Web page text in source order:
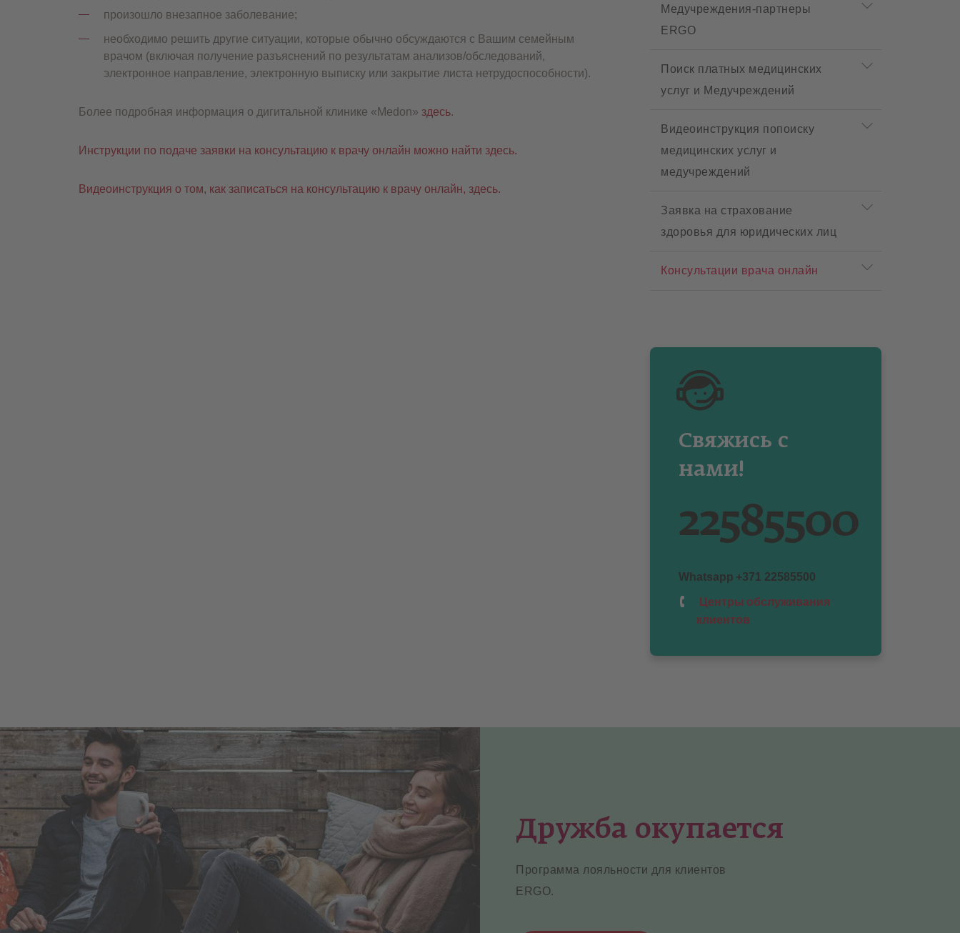
произошло внезапное заболевание;
необходимо решить другие ситуации, которые обычно обсуждаются с Вашим семейным
врачом (включая получение разъяснений по результатам анализов/обследований,
электронное направление, электронную выписку или закрытие листа нетрудоспособности).
Более подробная информация о дигитальной клинике «Medon» здесь.
Инструкции по подаче заявки на консультацию к врачу онлайн можно найти здесь.
Видеоинструкция о том, как записаться на консультацию к врачу онлайн, здесь.
Медучреждения-партнеры
ERGO
Поиск платных медицинских
услуг и Медучреждений
Видеоинструкция попоиску
медицинских услуг и
медучреждений
Заявка на страхование
здоровья для юридических лиц
Консультации врача онлайн
Свяжись с
нами!
22585500
Whatsapp +371 22585500
Центры обслуживания
клиентов
Дружба окупается
Программа лояльности для клиентов
ERGO.